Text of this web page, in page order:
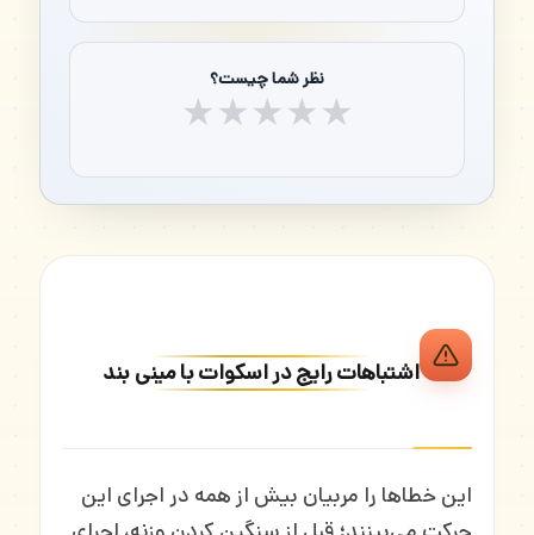
نظر شما چیست؟
★★★★★
اشتباهات رایج در اسکوات با مینی بند
این خطاها را مربیان بیش از همه در اجرای این